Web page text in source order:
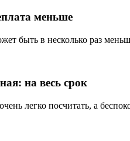
меньше
быть в несколько раз
на весь срок
легко посчитать, а